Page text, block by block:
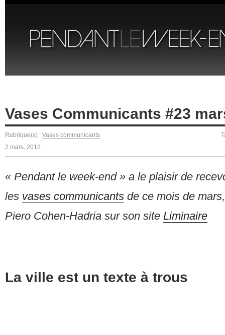
Vases Communicants #23
Rubrique(s) : Vases communicants
2 mars, 2012
« Pendant le week-end » a le plaisir de
les vases communicants de ce mois de
Piero Cohen-Hadria sur son site Liminaire
La ville est un texte à trous